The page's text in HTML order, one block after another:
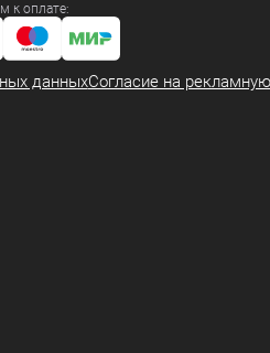
к оплате:
данныхСогласие на